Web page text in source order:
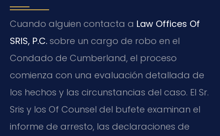
Cuando alguien contacta a Law Offices Of
SRIS, P.C. sobre un cargo de robo en el
Condado de Cumberland, el proceso
comienza con una evaluación detallada de
los hechos y las circunstancias del caso. El Sr.
Sris y los Of Counsel del bufete examinan el
informe de arresto, las declaraciones de